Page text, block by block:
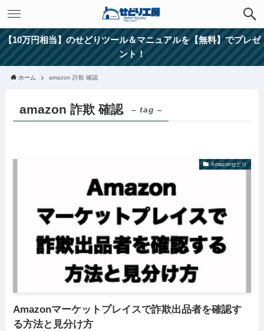
【10万円相当】のせどりツール＆マニュアルを【無料】でプレゼ
ント！
ホーム amazon 詐欺 確認
amazon 詐欺 確認 – tag –
Amazonせどり
Amazonマーケットプレイスで詐欺出品者を確認す
る方法と見分け方